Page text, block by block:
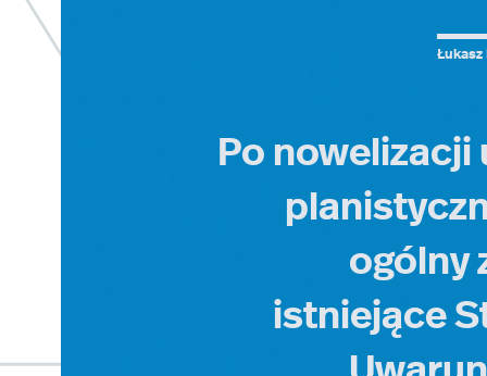
Łukasz
Po nowelizacji
ogólny
istniejące